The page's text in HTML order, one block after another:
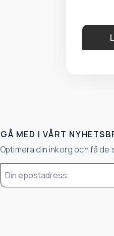
GÅ MED I VÅRT
Optimera din inkorg och få
Email
*